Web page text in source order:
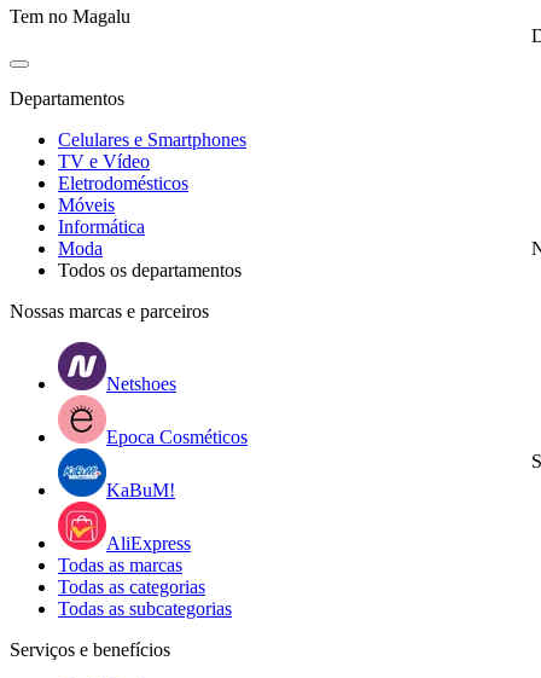
Tem no Magalu
Departamentos
Celulares e Smartphones
TV e Vídeo
Eletrodomésticos
Móveis
Informática
Moda
Todos os departamentos
Nossas marcas e parceiros
Netshoes
Epoca Cosméticos
KaBuM!
AliExpress
Todas as marcas
Todas as categorias
Todas as subcategorias
Serviços e benefícios